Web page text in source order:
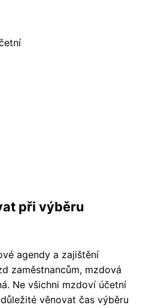
při výběru
agendy a zajištění
zaměstnancům, mzdová
Ne všichni mzdoví účetní
věnovat čas výběru